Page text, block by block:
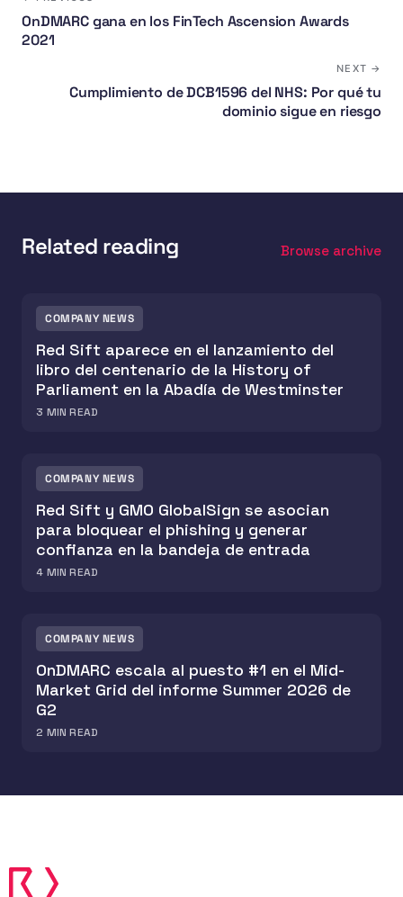
OnDMARC gana en los FinTech Ascension Awards
2021
NEXT →
Cumplimiento de DCB1596 del NHS: Por qué tu
dominio sigue en riesgo
Related reading Browse archive
COMPANY NEWS
Red Sift aparece en el lanzamiento del
libro del centenario de la History of
Parliament en la Abadía de Westminster
3 MIN READ
COMPANY NEWS
Red Sift y GMO GlobalSign se asocian
para bloquear el phishing y generar
confianza en la bandeja de entrada
4 MIN READ
COMPANY NEWS
OnDMARC escala al puesto #1 en el Mid-
Market Grid del informe Summer 2026 de
G2
2 MIN READ